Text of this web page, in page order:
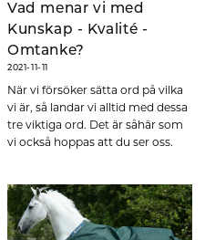
Vad menar vi med
Kunskap - Kvalité -
Omtanke?
2021-11-11
När vi försöker sätta ord på vilka
vi är, så landar vi alltid med dessa
tre viktiga ord. Det är såhär som
vi också hoppas att du ser oss.